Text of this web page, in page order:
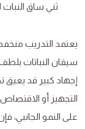
ثني ساق
سيقان النباتات
إجهاد كبير قد
التجهيز أو